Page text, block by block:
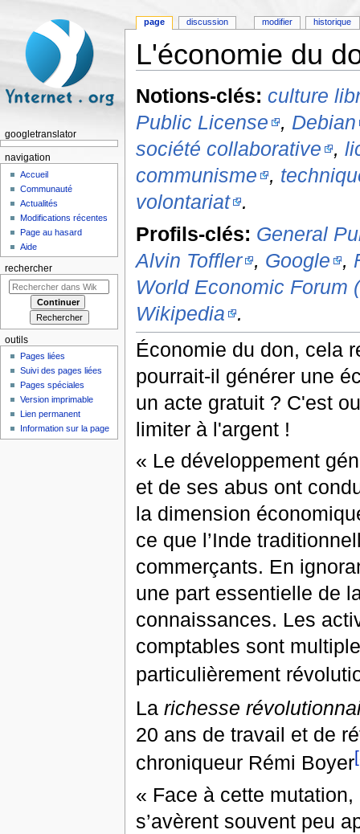
L'économie du
Notions-clés: culture
Public License
, Debian
société collaborative
,
communisme
,
volontariat .
Profils-clés: General
Alvin Toffler , Google ,
World Economic Forum
Wikipedia
.
Économie du don, cela
pourrait-il générer une
un acte gratuit ? C'est
limiter à l'argent !
« Le développement
et de ses abus ont
la dimension
ce que l’Inde
commerçants. En
une part essentielle de
connaissances. Les
comptables sont
particulièrement
La richesse
20 ans de travail et de
chroniqueur Rémi Boyer
« Face à cette
s’avèrent souvent peu
page discussion modifier historique
googletranslator
navigation
Accueil
Communauté
Actualités
Modifications récentes
Page au hasard
Aide
rechercher
outils
Pages liées
Suivi des pages liées
Pages spéciales
Version imprimable
Lien permanent
Information sur la page